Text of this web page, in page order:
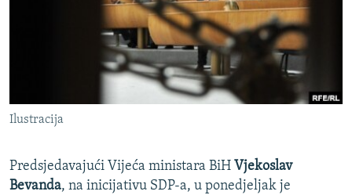
VIŠE OD NASLOVA
POPLAVE I KLIZIŠTA U BIH 2024.
POST SCRIPTUM
Sve RFE/RL stranice
Ilustracija
Predsjedavajući Vijeća ministara BiH Vjekoslav
Bevanda, na inicijativu SDP-a, u ponedjeljak je